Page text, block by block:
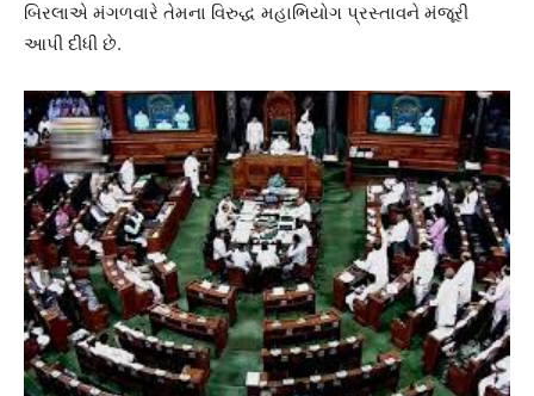
બિરલાએ મંગળવારે તેમના વિરુદ્ધ મહાભિયોગ પ્રસ્તાવને મંજૂરી
આપી દીધી છે.